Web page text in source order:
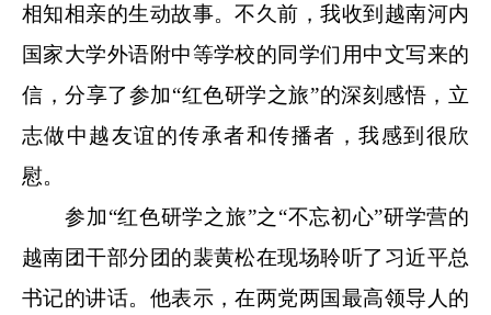
相知相亲的生动故事。不久前，我收到越南河内
国家大学外语附中等学校的同学们用中文写来的
信，分享了参加“红色研学之旅”的深刻感悟，立
志做中越友谊的传承者和传播者，我感到很欣
慰。
参加“红色研学之旅”之“不忘初心”研学营的
越南团干部分团的裴黄松在现场聆听了习近平总
书记的讲话。他表示，在两党两国最高领导人的